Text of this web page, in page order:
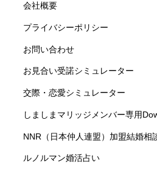
会社概要
プライバシーポリシー
お問い合わせ
お見合い受諾シミュレーター
交際・恋愛シミュレーター
しましまマリッジメンバー専用
NNR（日本仲人連盟）加盟結婚相
ルノルマン婚活占い